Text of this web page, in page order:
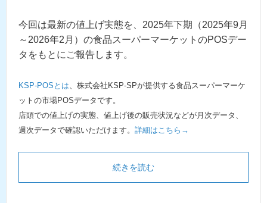
今回は最新の値上げ実態を、2025年下期（2025年9月
～2026年2月）の食品スーパーマーケットのPOSデー
タをもとにご報告します。
KSP-POSとは 、株式会社KSP-SPが提供する食品スーパーマーケ
ットの市場POSデータです。
店頭での値上げの実態、値上げ後の販売状況などが月次データ、
週次データで確認いただけます。 詳細はこちら→
続きを読む